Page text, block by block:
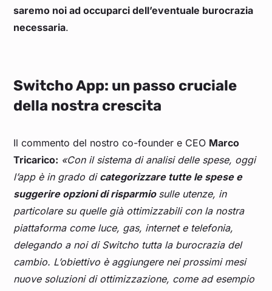
saremo noi ad occuparci dell’eventuale burocrazia
necessaria.
Switcho App: un passo cruciale
della nostra crescita
Il commento del nostro co-founder e CEO Marco
Tricarico: «Con il sistema di analisi delle spese, oggi
l’app è in grado di categorizzare tutte le spese e
suggerire opzioni di risparmio sulle utenze, in
particolare su quelle già ottimizzabili con la nostra
piattaforma come luce, gas, internet e telefonia,
delegando a noi di Switcho tutta la burocrazia del
cambio. L’obiettivo è aggiungere nei prossimi mesi
nuove soluzioni di ottimizzazione, come ad esempio